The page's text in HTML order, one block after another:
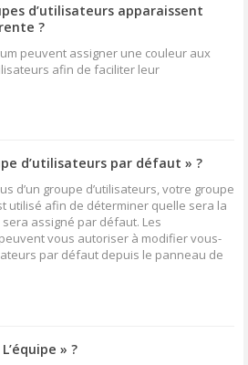
d’utilisateurs apparaissent
?
peuvent assigner une couleur aux
afin de faciliter leur
d’utilisateurs par défaut » ?
d’un groupe d’utilisateurs, votre groupe
utilisé afin de déterminer quelle sera la
assigné par défaut. Les
vous autoriser à modifier vous-
par défaut depuis le panneau de
» ?